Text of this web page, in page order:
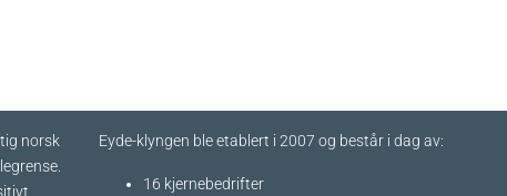
norsk
Eyde-klyngen ble etablert i 2007 og består i dag av:
16 kjernebedrifter​